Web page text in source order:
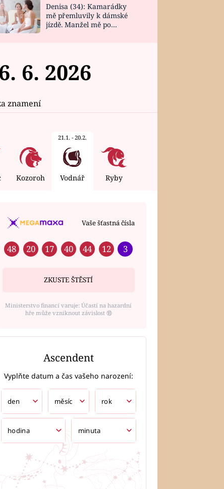
Denisa (34): Kamarádky
mě přemluvily k dámské
jízdě. Manžel mě po
6. 2026
znamení
Kozoroh
21.1. - 20.2.
Vodnář Ryby
Vaše šťastná čísla
48 20 17 40 44 12 3
ZKUSTE ŠTĚSTÍ
Ministerstvo financí varuje: Účastí na hazardní
hře může vzniknout závislost ⑱
Ascendent
Vyplňte datum a čas vašeho narození: